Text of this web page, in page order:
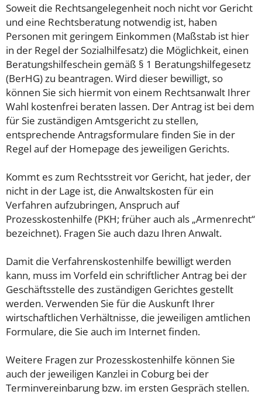
Soweit die Rechtsangelegenheit noch nicht vor Gericht
und eine Rechtsberatung notwendig ist, haben
Personen mit geringem Einkommen (Maßstab ist hier
in der Regel der Sozialhilfesatz) die Möglichkeit, einen
Beratungshilfeschein gemäß § 1 Beratungshilfegesetz
(BerHG) zu beantragen. Wird dieser bewilligt, so
können Sie sich hiermit von einem Rechtsanwalt Ihrer
Wahl kostenfrei beraten lassen. Der Antrag ist bei dem
für Sie zuständigen Amtsgericht zu stellen,
entsprechende Antragsformulare finden Sie in der
Regel auf der Homepage des jeweiligen Gerichts.
Kommt es zum Rechtsstreit vor Gericht, hat jeder, der
nicht in der Lage ist, die Anwaltskosten für ein
Verfahren aufzubringen, Anspruch auf
Prozesskostenhilfe (PKH; früher auch als „Armenrecht“
bezeichnet). Fragen Sie auch dazu Ihren Anwalt.
Damit die Verfahrenskostenhilfe bewilligt werden
kann, muss im Vorfeld ein schriftlicher Antrag bei der
Geschäftsstelle des zuständigen Gerichtes gestellt
werden. Verwenden Sie für die Auskunft Ihrer
wirtschaftlichen Verhältnisse, die jeweiligen amtlichen
Formulare, die Sie auch im Internet finden.
Weitere Fragen zur Prozesskostenhilfe können Sie
auch der jeweiligen Kanzlei in Coburg bei der
Terminvereinbarung bzw. im ersten Gespräch stellen.